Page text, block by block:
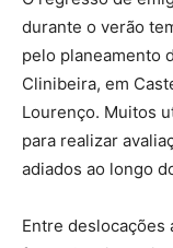
durante o verão
pelo planeamento
Clinibeira, em
Lourenço. Muitos
para realizar
adiados ao longo
Entre